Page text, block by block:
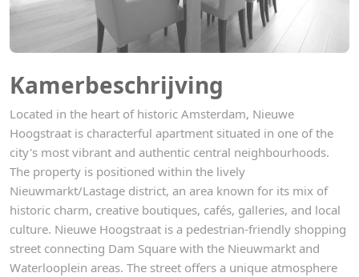
Kamerbeschrijving
Located in the heart of historic Amsterdam, Nieuwe
Hoogstraat is characterful apartment situated in one of the
city's most vibrant and authentic central neighbourhoods.
The property is positioned within the lively
Nieuwmarkt/Lastage district, an area known for its mix of
historic charm, creative boutiques, cafés, galleries, and local
culture. Nieuwe Hoogstraat is a pedestrian-friendly shopping
street connecting Dam Square with the Nieuwmarkt and
Waterlooplein areas. The street offers a unique atmosphere